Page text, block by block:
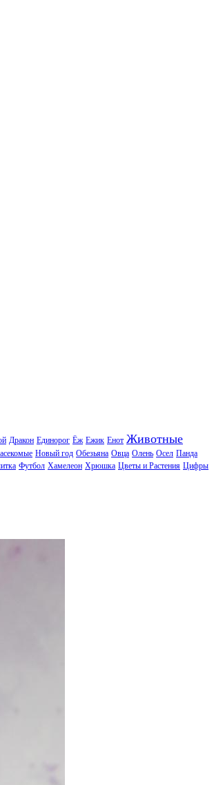
Дракон Единорог Ёж Ежик Енот Животные
Новый год Обезьяна Овца Олень Осел Панда
Футбол Хамелеон Хрюшка Цветы и Растения Цифры